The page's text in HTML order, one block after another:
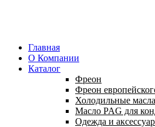
Главная
О Компании
Каталог
Фреон
Фреон
Холодильные масла
Масло PAG для
Одежда и